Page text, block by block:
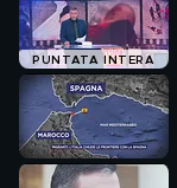
PUNTATA INTERA